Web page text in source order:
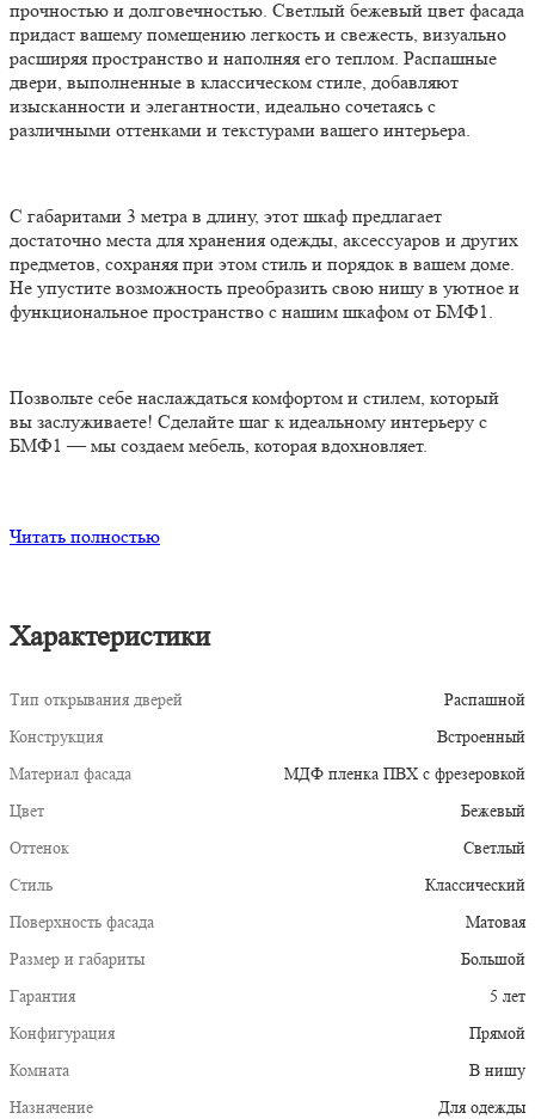
прочностью и долговечностью. Светлый бежевый цвет фасада
придаст вашему помещению легкость и свежесть, визуально
расширяя пространство и наполняя его теплом. Распашные
двери, выполненные в классическом стиле, добавляют
изысканности и элегантности, идеально сочетаясь с
различными оттенками и текстурами вашего интерьера.
С габаритами 3 метра в длину, этот шкаф предлагает
достаточно места для хранения одежды, аксессуаров и других
предметов, сохраняя при этом стиль и порядок в вашем доме.
Не упустите возможность преобразить свою нишу в уютное и
функциональное пространство с нашим шкафом от БМФ1.
Позвольте себе наслаждаться комфортом и стилем, который
вы заслуживаете! Сделайте шаг к идеальному интерьеру с
БМФ1 — мы создаем мебель, которая вдохновляет.
Читать полностью
Характеристики
Тип открывания дверей
Распашной
Конструкция
Встроенный
Материал фасада
МДФ пленка ПВХ с фрезеровкой
Цвет
Бежевый
Оттенок
Светлый
Стиль
Классический
Поверхность фасада
Матовая
Размер и габариты
Большой
Гарантия
5 лет
Конфигурация
Прямой
Комната
В нишу
Назначение
Для одежды